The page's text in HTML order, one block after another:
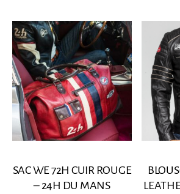
SAC WE 72H CUIR ROUGE
– 24H DU MANS